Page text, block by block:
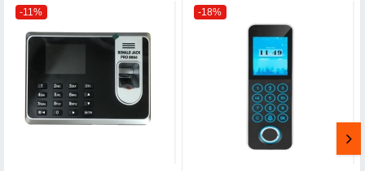
-11% -18%